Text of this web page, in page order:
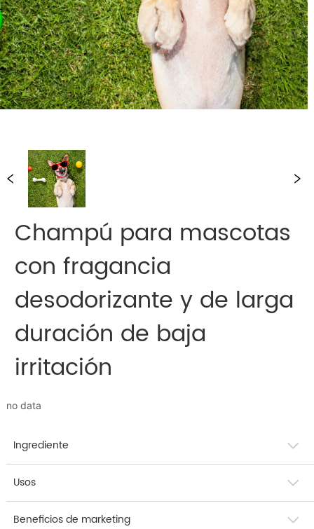
Champú para mascotas
con fragancia
desodorizante y de larga
duración de baja
irritación
no data
Ingrediente
Usos
Beneficios de marketing